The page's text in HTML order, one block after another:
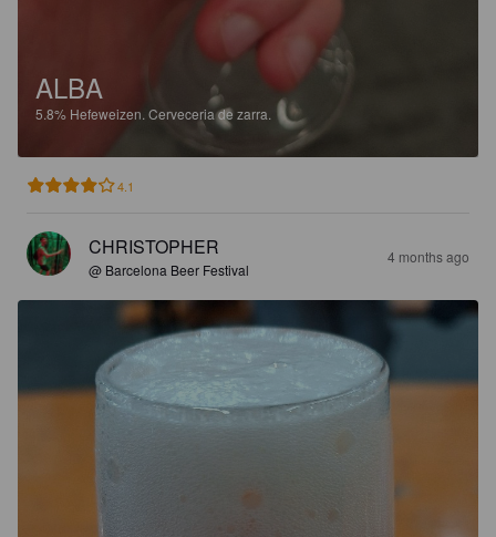
ALBA
5.8% Hefeweizen. Cerveceria de zarra.
4.1
CHRISTOPHER
@ Barcelona Beer Festival
4 months ago